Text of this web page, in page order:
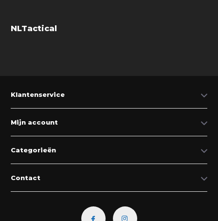
NLTactical
Klantenservice
Mijn account
Categorieën
Contact